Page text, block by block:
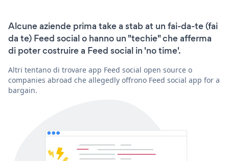
Alcune aziende prima take a stab at un fai-da-te (fai
da te) Feed social o hanno un "techie" che afferma
di poter costruire a Feed social in 'no time'.
Altri tentano di trovare app Feed social open source o
companies abroad che allegedly offrono Feed social app for a
bargain.